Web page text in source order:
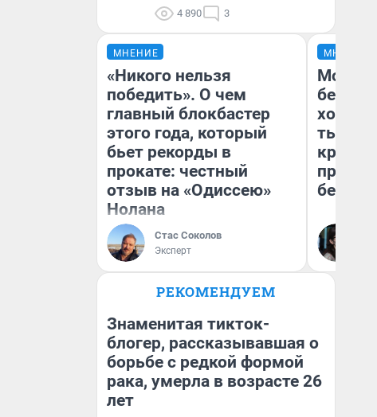
4 890 3
МНЕНИЕ
«Никого нельзя
победить». О чем
главный блокбастер
этого года, который
бьет рекорды в
прокате: честный
отзыв на «Одиссею»
Нолана
Стас Соколов
Эксперт
МНЕНИЕ
Мой
хотела
тысяч,
РЕКОМЕНДУЕМ
Знаменитая тикток-
блогер, рассказывавшая о
борьбе с редкой формой
рака, умерла в возрасте 26
лет